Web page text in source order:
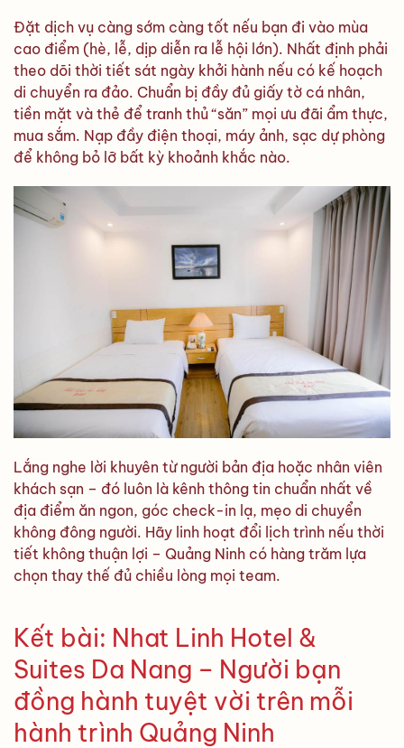
Đặt dịch vụ càng sớm càng tốt nếu bạn đi vào mùa
cao điểm (hè, lễ, dịp diễn ra lễ hội lớn). Nhất định phải
theo dõi thời tiết sát ngày khởi hành nếu có kế hoạch
di chuyển ra đảo. Chuẩn bị đầy đủ giấy tờ cá nhân,
tiền mặt và thẻ để tranh thủ “săn” mọi ưu đãi ẩm thực,
mua sắm. Nạp đầy điện thoại, máy ảnh, sạc dự phòng
để không bỏ lỡ bất kỳ khoảnh khắc nào.
Lắng nghe lời khuyên từ người bản địa hoặc nhân viên
khách sạn – đó luôn là kênh thông tin chuẩn nhất về
địa điểm ăn ngon, góc check-in lạ, mẹo di chuyển
không đông người. Hãy linh hoạt đổi lịch trình nếu thời
tiết không thuận lợi – Quảng Ninh có hàng trăm lựa
chọn thay thế đủ chiều lòng mọi team.
Kết bài: Nhat Linh Hotel &
Suites Da Nang – Người bạn
đồng hành tuyệt vời trên mỗi
hành trình Quảng Ninh